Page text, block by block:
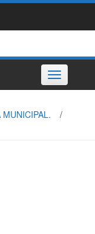
Toggle
navigation
/